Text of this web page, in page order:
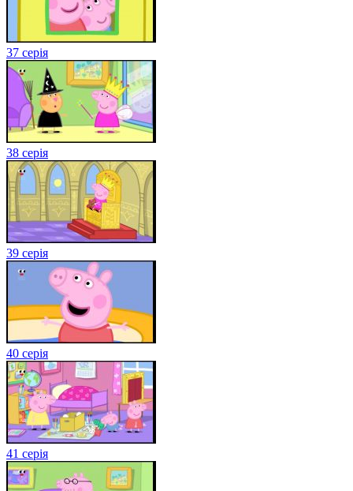
37 серія
38 серія
39 серія
40 серія
41 серія